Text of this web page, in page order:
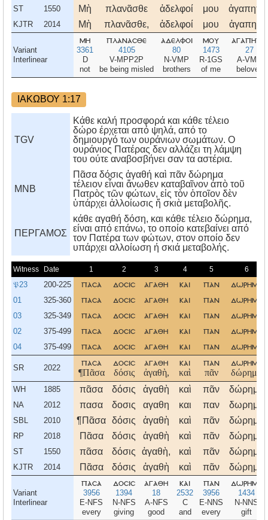
ST 1550 Μὴ πλανᾶσθε ἀδελφοί μου
KJTR 2014 Μὴ πλανᾶσθε, ἀδελφοί μου
Variant
Interlinear
μη
3361
D
not
πλανασθε
4105
V-MPP2P
be being misled
αδελφοι
80
N-VMP
brothers
μου
1473
R-1GS
of me
αγαπητοι
27
A-VMP
beloved
ΙΑΚΩΒΟΥ 1:17
TGV
Κάθε καλή προσφορά και κάθε τέλειο
δώρο έρχεται από ψηλά, από το
δημιουργό των ουράνιων σωμάτων. Ο
ουράνιος Πατέρας δεν αλλάζει τη λάμψη
του ούτε αναβοσβήνει σαν τα αστέρια.
MNB
Πᾶσα δόσις ἀγαθή καὶ πᾶν δώρημα
τέλειον εἶναι ἄνωθεν καταβαῖνον ἀπὸ τοῦ
Πατρὸς τῶν φώτων, εἰς τὸν ὁποῖον δὲν
ὑπάρχει ἀλλοίωσις ἤ σκιὰ μεταβολῆς.
ΠΕΡΓΑΜΟΣ
κάθε αγαθή δόση, και κάθε τέλειο δώρημα,
είναι από επάνω, το οποίο κατεβαίνει από
τον Πατέρα των φώτων, στον οποίο δεν
υπάρχει αλλοίωση ή σκιά μεταβολής.
Witness Date 1 2 3 4 5 6
𝔓23 200-225 πασα δοσισ αγαθη και παν δωρημα
01 325-360 πασα δοσισ αγαθη και παν δωρημα
03 325-349 πασα δοσισ αγαθη και παν δωρημα
02 375-499 πασα δοσισ αγαθη και παν δωρημα
04 375-499 πασα δοσισ αγαθη και παν δωρημα
SR 2022
πασα
¶Πᾶσα
δοσισ
δόσις
αγαθη
ἀγαθὴ,
και
καὶ
παν
πᾶν
δωρημα
δώρημα
WH 1885 πᾶσα δόσις ἀγαθὴ καὶ πᾶν δώρημα
NA 2012 πασα δοσις αγαθη και παν δωρημα
SBL 2010 ¶Πᾶσα δόσις ἀγαθὴ καὶ πᾶν δώρημα
RP 2018 Πᾶσα δόσις ἀγαθὴ καὶ πᾶν δώρημα
ST 1550 πᾶσα δόσις ἀγαθὴ, καὶ πᾶν δώρημα
KJTR 2014 Πᾶσα δόσις ἀγαθὴ καὶ πᾶν δώρημα
Variant
Interlinear
πασα
3956
E-NFS
every
δοσισ
1394
N-NFS
giving
αγαθη
18
A-NFS
good
και
2532
C
and
παν
3956
E-NNS
every
δωρημα
1434
N-NNS
gift